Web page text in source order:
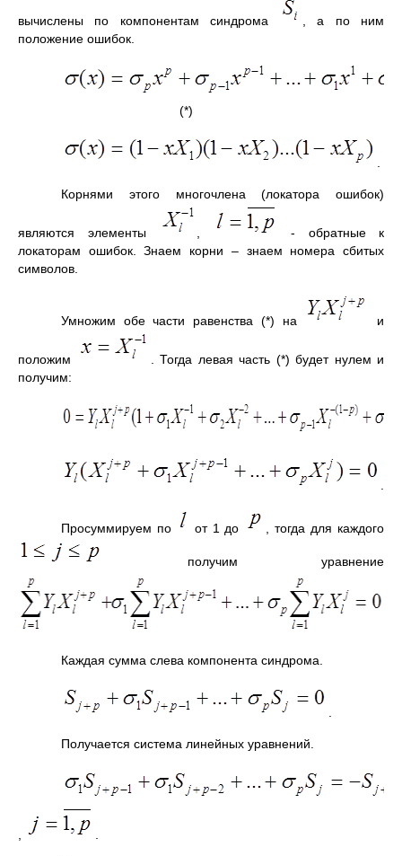
вычислены по компонентам синдрома
, а по ним
положение ошибок.
(*)
Корнями этого многочлена (локатора ошибок)
являются элементы
- обратные к
локаторам ошибок. Знаем корни – знаем номера сбитых
символов.
Умножим обе части равенства (*) на и
положим
. Тогда левая часть (*) будет нулем и
получим:
Просуммируем по от 1 до , тогда для каждого
получим уравнение
Каждая сумма слева компонента синдрома.
Получается система линейных уравнений.